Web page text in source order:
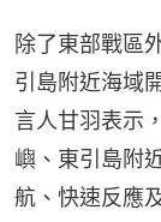
除了東部戰區
引島附近海域
言人甘羽表示
嶼、東引島附
航、快速反應